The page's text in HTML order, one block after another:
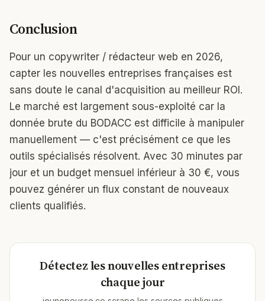
Conclusion
Pour un copywriter / rédacteur web en 2026,
capter les nouvelles entreprises françaises est
sans doute le canal d'acquisition au meilleur ROI.
Le marché est largement sous-exploité car la
donnée brute du BODACC est difficile à manipuler
manuellement — c'est précisément ce que les
outils spécialisés résolvent. Avec 30 minutes par
jour et un budget mensuel inférieur à 30 €, vous
pouvez générer un flux constant de nouveaux
clients qualifiés.
Détectez les nouvelles entreprises
chaque jour